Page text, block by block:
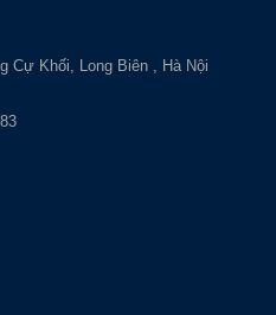
Cự Khối, Long Biên , Hà Nội